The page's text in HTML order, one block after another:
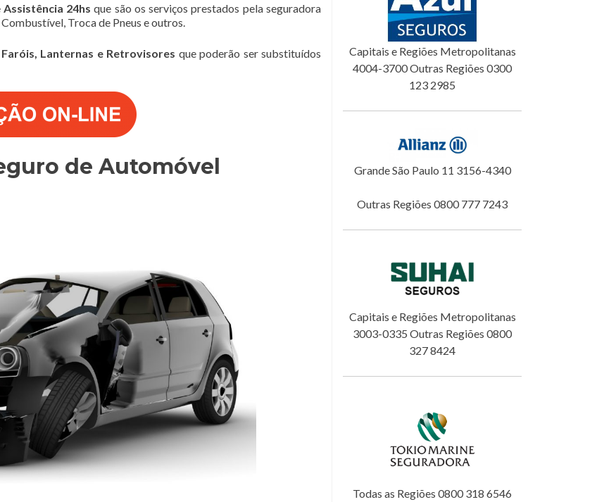
Assistência 24hs que são os serviços prestados pela seguradora
Troca de Pneus e outros.
Lanternas e Retrovisores que poderão ser substituídos
de Automóvel
Capitais e Regiões Metropolitanas
4004-3700 Outras Regiões 0300
123 2985
Grande São Paulo 11 3156-4340
Outras Regiões 0800 777 7243
Capitais e Regiões Metropolitanas
3003-0335 Outras Regiões 0800
327 8424
Todas as Regiões 0800 318 6546